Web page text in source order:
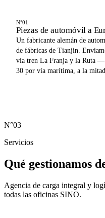
N°01
Piezas de automóvil a
Un fabricante alemán de
de fábricas de Tianjin.
vía tren La Franja y la Ruta —
30 por vía marítima, a la
N°03
Servicios
Qué gestionamos
Agencia de carga integral y
todas las oficinas SINO.